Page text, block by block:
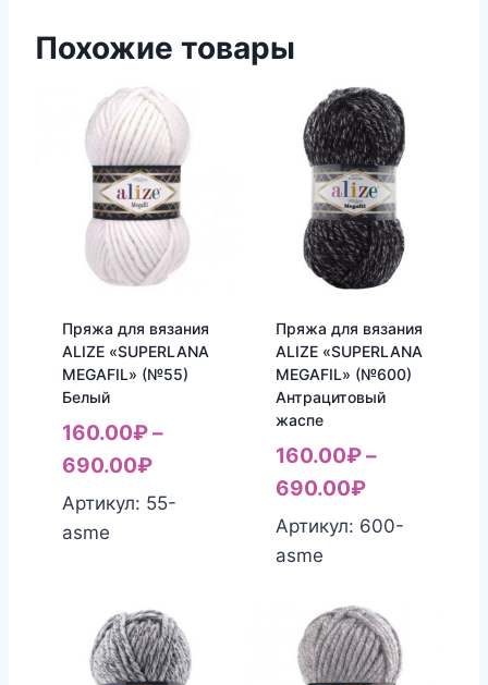
Похожие товары
Пряжа для вязания
ALIZE «SUPERLANA
MEGAFIL» (№55)
Белый
160.00₽–
690.00₽
Артикул: 55-
asme
Пряжа для вязания
ALIZE «SUPERLANA
MEGAFIL» (№600)
Антрацитовый
жаспе
160.00₽–
690.00₽
Артикул: 600-
asme